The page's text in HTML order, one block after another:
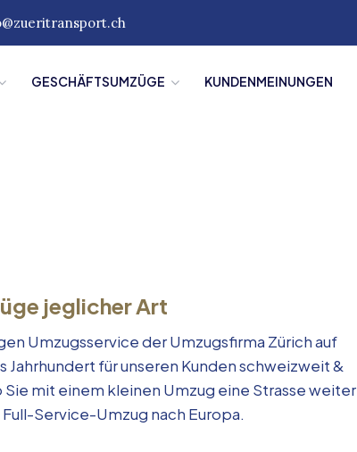
GESCHÄFTSUMZÜGE KUNDENMEINUNGEN
jeglicher Art
Umzugsservice der Umzugsfirma Zürich auf
Jahrhundert für unseren Kunden schweizweit &
Sie mit einem kleinen Umzug eine Strasse weiter
Service-Umzug nach Europa.